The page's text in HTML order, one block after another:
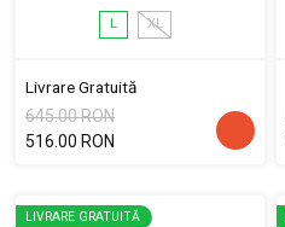
L XL
Livrare Gratuită
645.00 RON
516.00 RON
LIVRARE GRATUITĂ